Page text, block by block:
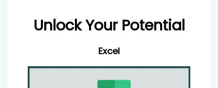
Unlock Your Potential
Excel